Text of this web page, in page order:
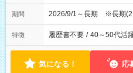
期間 2026/9/1～長期 ※長期
特徴 履歴書不要 / 40～50代活
気になる！ 応